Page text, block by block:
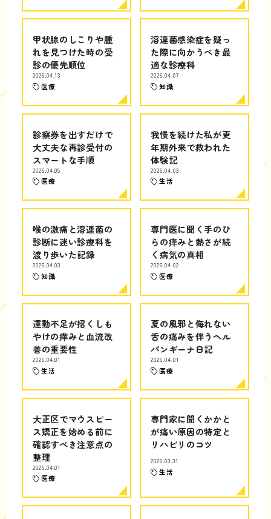
甲状腺のしこりや腫
れを見つけた時の受
診の優先順位
2026.04.13
医療
溶連菌感染症を疑っ
た際に向かうべき最
適な診療科
2026.04.07
知識
診察券を出すだけで
大丈夫な再診受付の
スマートな手順
2026.04.05
医療
我慢を続けた私が更
年期外来で救われた
体験記
2026.04.03
生活
喉の激痛と溶連菌の
診断に迷い診療科を
渡り歩いた記録
2026.04.03
知識
専門医に聞く手のひ
らの痒みと熱さが続
く病気の真相
2026.04.02
医療
運動不足が招くしも
やけの痒みと血流改
善の重要性
2026.04.01
生活
夏の風邪と侮れない
舌の痛みを伴うヘル
パンギーナ日記
2026.04.01
医療
大正区でマウスピー
ス矯正を始める前に
確認すべき注意点の
整理
2026.04.01
医療
専門家に聞くかかと
が痛い原因の特定と
リハビリのコツ
2026.03.31
生活